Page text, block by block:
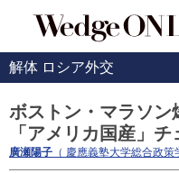
解体 ロシア外交
ボストン・マラソン
「アメリカ国産」
廣瀬陽子 （ 慶應義塾大学総合政策